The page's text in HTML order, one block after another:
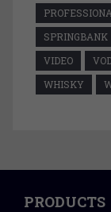
SPRINGBANK
VIDEO
WHISKY
PRODUCTS